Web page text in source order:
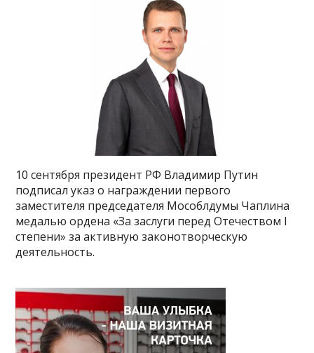
10 сентября президент РФ Владимир Путин
подписал указ о награждении первого
заместителя председателя Мособлдумы Чаплина
медалью ордена «За заслуги перед Отечеством I
степени» за активную законотворческую
деятельность.